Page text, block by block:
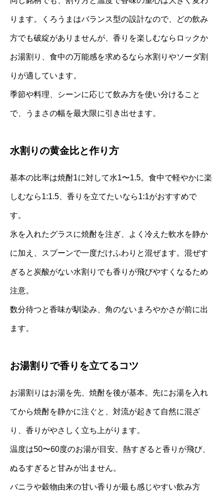
ります。くろうまはバランス型の設計なので、どの飲み
方でも破綻がありませんが、香りを楽しむならロックか
お湯割り、食中の万能感を求めるなら水割りやソーダ割
りが適しています。
季節や料理、シーンに応じて飲み方を使い分けること
で、うまさの幅を最大限に引き出せます。
水割りの黄金比と作り方
基本の比率は焼酎1に対して水1〜1.5。食中で軽やかに楽
しむなら1:1.5、香りを立てたいなら1:1がおすすめで
す。
氷を入れたグラスに焼酎を注ぎ、よく冷えた軟水を静か
に加え、スプーンで一度だけふわりと混ぜます。混ぜす
ぎると炭酸がない水割りでも香りが飛びやすくなるため
注意。
数分待つと香味が馴染み、角のないまろやかさが前に出
ます。
お湯割りで香りを立てるコツ
お湯割りはお湯を先、焼酎を後が基本。先にお湯を入れ
てから焼酎を静かに注ぐと、対流が起きて自然に混ざ
り、香りがやさしく立ち上がります。
温度は50〜60度のお湯が目安。熱すぎると香りが飛び、
ぬるすぎると甘みが出ません。
バニラや穀物由来の甘い香りが最も感じやすい飲み方